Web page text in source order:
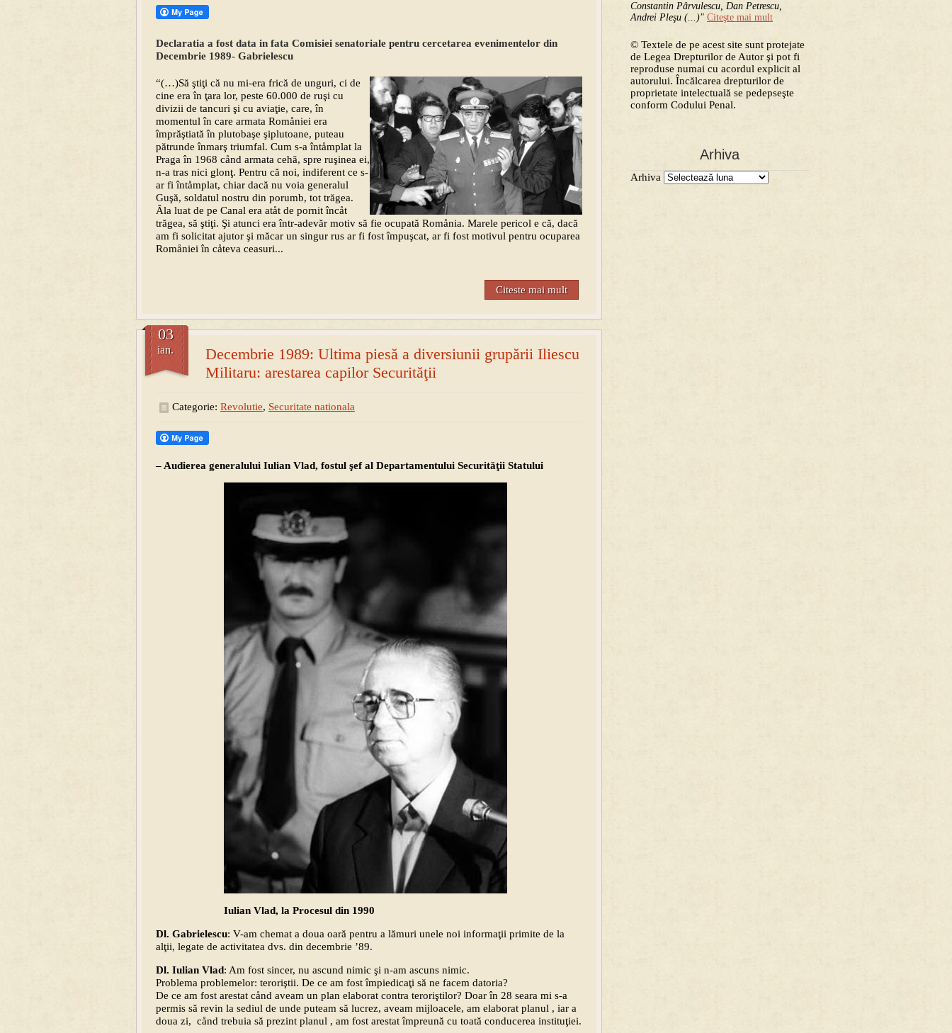
Constantin Pârvulescu, Dan Petrescu,
Andrei Pleşu (...)" Citeşte mai mult
© Textele de pe acest site sunt protejate
de Legea Drepturilor de Autor şi pot fi
reproduse numai cu acordul explicit al
autorului. Încălcarea drepturilor de
proprietate intelectuală se pedepseşte
conform Codului Penal.
Arhiva
Arhiva
Declaratia a fost data in fata Comisiei senatoriale pentru cercetarea evenimentelor din
Decembrie 1989- Gabrielescu
“(…)Să ştiţi că nu mi-era frică de unguri, ci de
cine era în ţara lor, peste 60.000 de ruşi cu
divizii de tancuri şi cu aviaţie, care, în
momentul în care armata Romåniei era
împrăştiată în plutobaşe şiplutoane, puteau
pătrunde înmarş triumfal. Cum s-a întåmplat la
Praga în 1968 cånd armata cehă, spre ruşinea ei,
n-a tras nici glonţ. Pentru că noi, indiferent ce s-
ar fi întåmplat, chiar dacă nu voia generalul
Guşă, soldatul nostru din porumb, tot trăgea.
Ăla luat de pe Canal era atåt de pornit încåt
trăgea, să ştiţi. Şi atunci era într-adevăr motiv să fie ocupată Romånia. Marele pericol e că, dacă
am fi solicitat ajutor şi măcar un singur rus ar fi fost împuşcat, ar fi fost motivul pentru ocuparea
Romåniei în cåteva ceasuri...
Citeste mai mult
Decembrie 1989: Ultima piesă a diversiunii grupării Iliescu
Militaru: arestarea capilor Securităţii
03
ian.
Categorie: Revolutie, Securitate nationala
– Audierea generalului Iulian Vlad, fostul şef al Departamentului Securităţii Statului
Iulian Vlad, la Procesul din 1990
Dl. Gabrielescu: V-am chemat a doua oară pentru a lămuri unele noi informaţii primite de la
alţii, legate de activitatea dvs. din decembrie ’89.
Dl. Iulian Vlad: Am fost sincer, nu ascund nimic şi n-am ascuns nimic.
Problema problemelor: teroriştii. De ce am fost împiedicaţi să ne facem datoria?
De ce am fost arestat cånd aveam un plan elaborat contra teroriştilor? Doar în 28 seara mi s-a
permis să revin la sediul de unde puteam să lucrez, aveam mijloacele, am elaborat planul , iar a
doua zi, cånd trebuia să prezint planul , am fost arestat împreună cu toată conducerea instituţiei.